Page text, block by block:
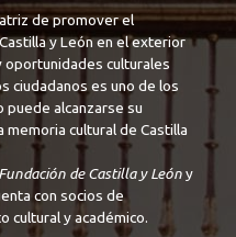
de promover el
y León en el exterior
oportunidades culturales
ciudadanos es uno de los
alcanzarse su
cultural de Castilla
Fundación de Castilla y Leóny
con socios de
cultural y académico.